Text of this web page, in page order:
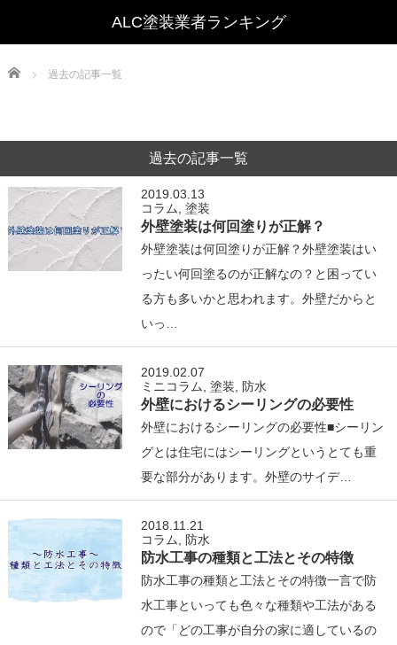
Home 過去の記事一覧
過去の記事一覧
2019.03.13
コラム
,塗装
外壁塗装は何回塗りが正解？
外壁塗装は何回塗りが正解？外壁塗装はい
ったい何回塗るのが正解なの？と困ってい
る方も多いかと思われます。外壁だからと
いっ…
2019.02.07
ミニコラム
,塗装 防水
外壁におけるシーリングの必要性
外壁におけるシーリングの必要性■シーリン
グとは住宅にはシーリングというとても重
要な部分があります。外壁のサイデ…
2018.11.21
コラム
防水
防水工事の種類と工法とその特徴
防水工事の種類と工法とその特徴一言で防
水工事といっても色々な種類や工法がある
ので「どの工事が自分の家に適しているの